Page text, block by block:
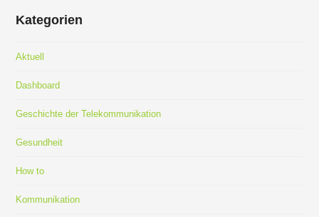
Kategorien
Aktuell
Dashboard
Geschichte der Telekommunikation
Gesundheit
How to
Kommunikation